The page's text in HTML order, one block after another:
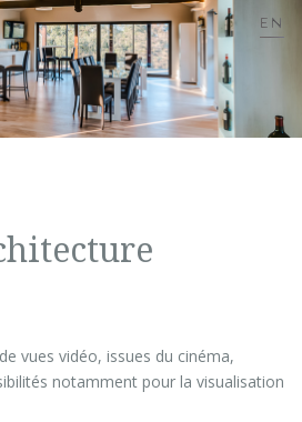
EN
vues vidéo, issues du cinéma,
notamment pour la visualisation